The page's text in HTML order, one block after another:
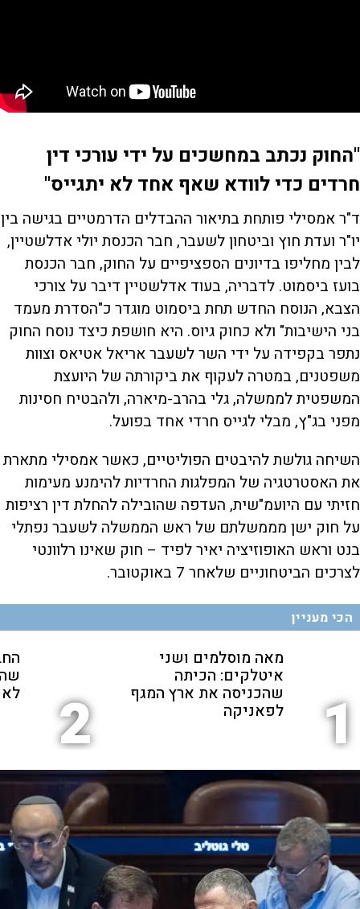
"החוק נכתב במחשכים על ידי עורכי דין
חרדים כדי לוודא שאף אחד לא יתגייס"
ד"ר אמסילי פותחת בתיאור ההבדלים הדרמטיים בגישה בין
יו"ר ועדת חוץ וביטחון לשעבר, חבר הכנסת יולי אדלשטיין,
לבין מחליפו בדיונים הספציפיים על החוק, חבר הכנסת
בועז ביסמוט. לדבריה, בעוד אדלשטיין דיבר על צורכי
הצבא, הנוסח החדש תחת ביסמוט מוגדר כ"הסדרת מעמד
בני הישיבות" ולא כחוק גיוס. היא חושפת כיצד נוסח החוק
נתפר בקפידה על ידי השר לשעבר אריאל אטיאס וצוות
משפטנים, במטרה לעקוף את ביקורתה של היועצת
המשפטית לממשלה, גלי בהרב-מיארה, ולהבטיח חסינות
מפני בג"ץ, מבלי לגייס חרדי אחד בפועל.
השיחה גולשת להיבטים הפוליטיים, כאשר אמסילי מתארת
את האסטרטגיה של המפלגות החרדיות להימנע מעימות
חזיתי עם היועמ"שית, העדפה שהובילה להחלת דין רציפות
על חוק ישן מממשלתם של ראש הממשלה לשעבר נפתלי
בנט וראש האופוזיציה יאיר לפיד – חוק שאינו רלוונטי
לצרכים הביטחוניים שלאחר 7 באוקטובר.
הכי מעניין
1
מאה מוסלמים ושני
איטלקים: הכיתה
שהכניסה את ארץ המגף
לפאניקה 2